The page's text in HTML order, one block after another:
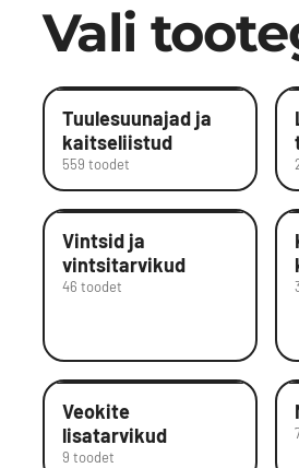
Vali
Tuulesuunajad ja
kaitseliistud
559 toodet
Vintsid ja
vintsitarvikud
46 toodet
Veokite
lisatarvikud
9 toodet